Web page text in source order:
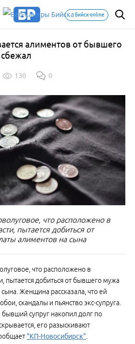
Бийск-online
алиментов от бывшего
сбежал
130 0
что расположено в
пытается добиться от
алиментов на сына
что расположено в
пытается добиться от бывшего мужа
Женщина рассказала, что ей
скандалы и пьянство экс-супруга.
супруг накопил долг по
его разыскивают
"КП-Новосибирск".